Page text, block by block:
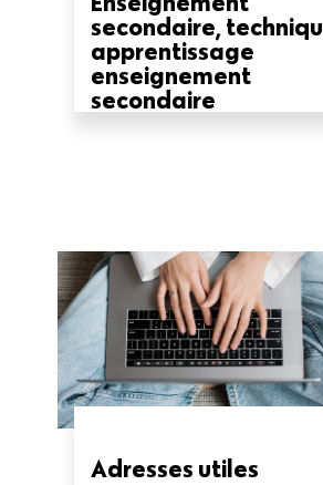
secondaire,
apprentissage
enseignement
secondaire
Adresses utiles